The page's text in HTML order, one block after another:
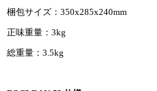
梱包サイズ：350x285x240mm
正味重量：3kg
総重量：3.5kg